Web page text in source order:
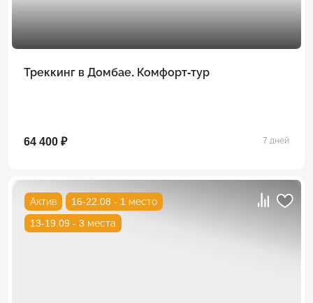
Треккинг в Домбае. Комфорт-тур
64 400 ₽ 7 дней
Актив
16-22.08 - 1 место
13-19.09 - 3 места